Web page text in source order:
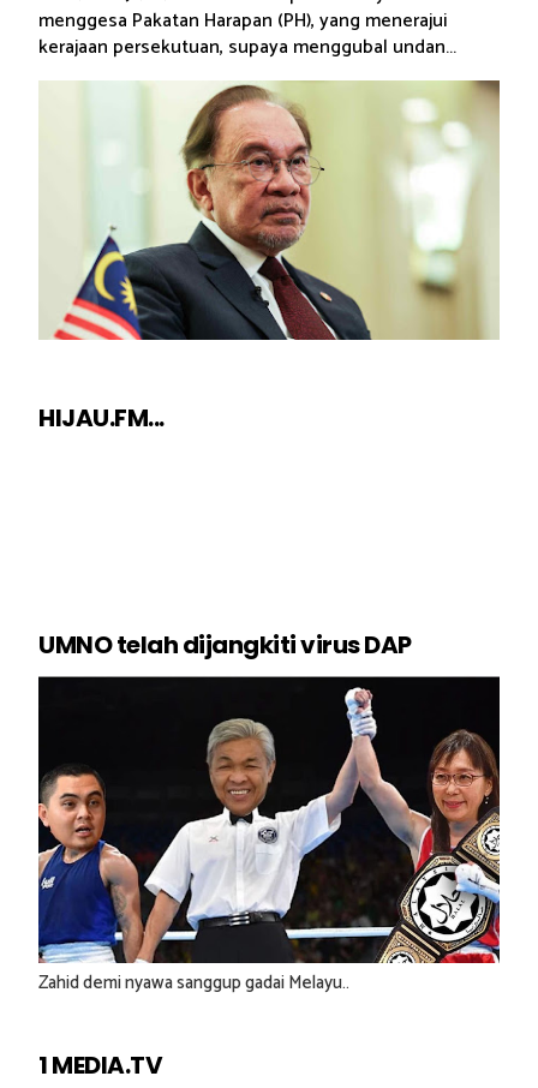
menggesa Pakatan Harapan (PH), yang menerajui
kerajaan persekutuan, supaya menggubal undan...
HIJAU.FM...
UMNO telah dijangkiti virus DAP
Zahid demi nyawa sanggup gadai Melayu..
1 MEDIA.TV